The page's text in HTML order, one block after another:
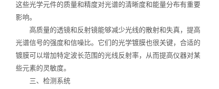
这些光学元件的质量和精度对光谱的清晰度和能量分布有重要
影响。
高质量的透镜和反射镜能够减少光线的散射和失真，提高
光谱信号的强度和信噪比。它们的光学镀膜也很关键，合适的
镀膜可以增加特定波长范围的光线反射率，从而提高仪器对某
些元素的灵敏度。
三、检测系统